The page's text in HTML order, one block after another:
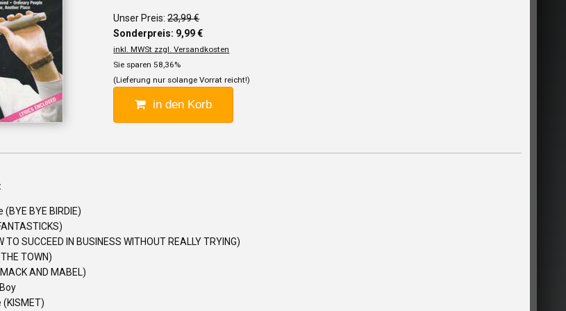
Unser Preis:23,99 €
Sonderpreis: 9,99 €
inkl. MWSt zzgl. Versandkosten
Sie sparen 58,36%
(Lieferung nur solange Vorrat reicht!)
in den Korb
BYE BIRDIE)
TO SUCCEED IN BUSINESS WITHOUT REALLY TRYING)
TOWN)
AND MABEL)